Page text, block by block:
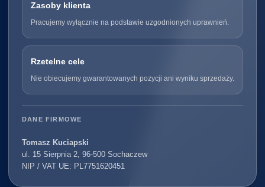
Zasoby klienta
Pracujemy wyłącznie na podstawie uzgodnionych uprawnień.
Rzetelne cele
Nie obiecujemy gwarantowanych pozycji ani wyniku sprzedaży.
DANE FIRMOWE
Tomasz Kuciapski
ul. 15 Sierpnia 2, 96-500 Sochaczew
NIP / VAT UE: PL7751620451